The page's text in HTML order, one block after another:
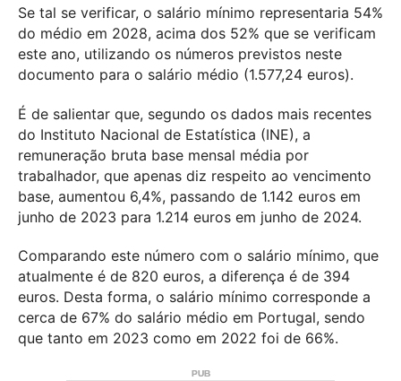
Se tal se verificar, o salário mínimo representaria 54%
do médio em 2028, acima dos 52% que se verificam
este ano, utilizando os números previstos neste
documento para o salário médio (1.577,24 euros).
É de salientar que, segundo os dados mais recentes
do Instituto Nacional de Estatística (INE), a
remuneração bruta base mensal média por
trabalhador, que apenas diz respeito ao vencimento
base, aumentou 6,4%, passando de 1.142 euros em
junho de 2023 para 1.214 euros em junho de 2024.
Comparando este número com o salário mínimo, que
atualmente é de 820 euros, a diferença é de 394
euros. Desta forma, o salário mínimo corresponde a
cerca de 67% do salário médio em Portugal, sendo
que tanto em 2023 como em 2022 foi de 66%.